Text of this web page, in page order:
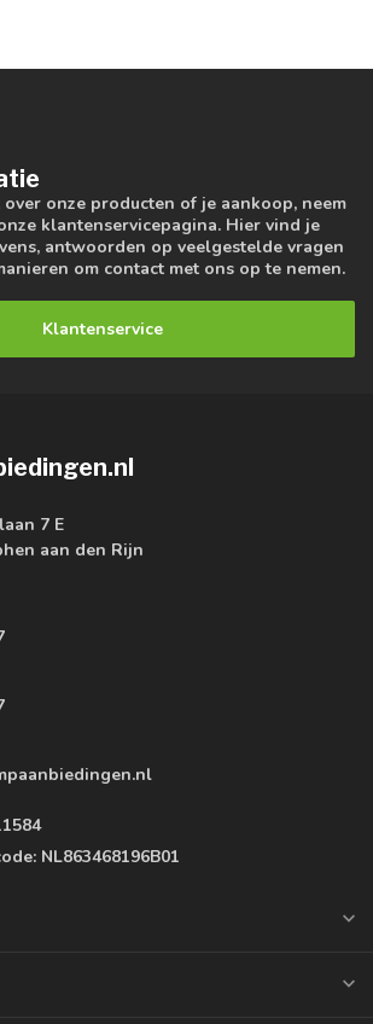
onze producten of je aankoop, neem
klantenservicepagina. Hier vind je
antwoorden op veelgestelde vragen
om contact met ons op te nemen.
Klantenservice
7 E
aan den Rijn
NL863468196B01